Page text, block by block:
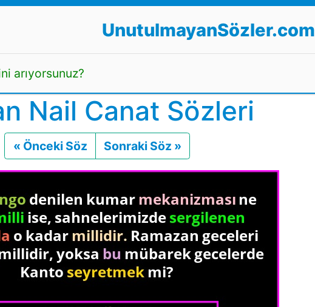
UnutulmayanSözler.com
arıyorsunuz?
Nail Canat Sözleri
« Önceki Söz Önceki
Sonraki Söz »